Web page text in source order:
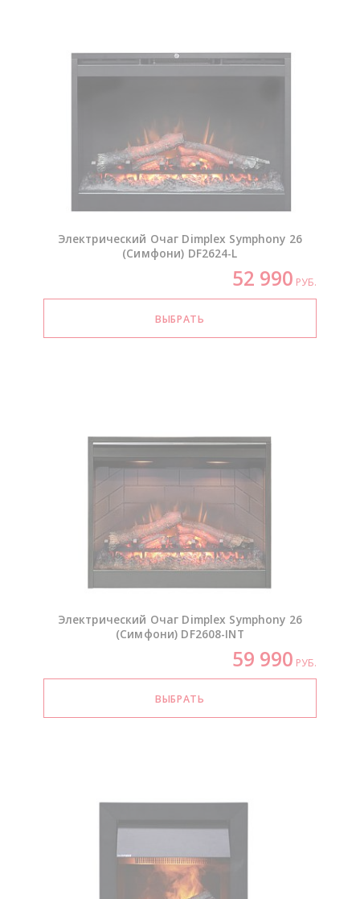
Электрический Очаг Dimplex Symphony 26
(Симфони) DF2624-L
52 990 РУБ.
Электрический Очаг Dimplex Symphony 26
(Симфони) DF2608-INT
59 990 РУБ.